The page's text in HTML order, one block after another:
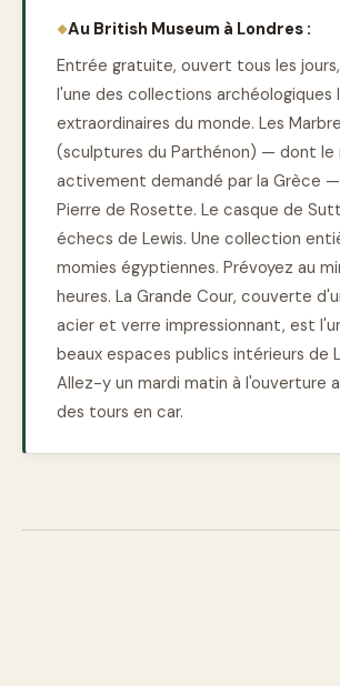
Au British Museum à Londres :
Entrée gratuite, ouvert tous les
l'une des collections archéologiques
extraordinaires du monde. Les
(sculptures du Parthénon) — dont le
activement demandé par la Grèce —
Pierre de Rosette. Le casque de
échecs de Lewis. Une collection
momies égyptiennes. Prévoyez au
heures. La Grande Cour, couverte
acier et verre impressionnant, est l'un
beaux espaces publics intérieurs de
Allez-y un mardi matin à l'ouverture
des tours en car.